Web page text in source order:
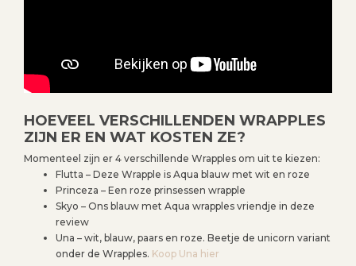
HOEVEEL VERSCHILLENDEN WRAPPLES
ZIJN ER EN WAT KOSTEN ZE?
Momenteel zijn er 4 verschillende Wrapples om uit te kiezen:
Flutta – Deze Wrapple is Aqua blauw met wit en roze
Princeza – Een roze prinsessen wrapple
Skyo – Ons blauw met Aqua wrapples vriendje in deze
review
Una – wit, blauw, paars en roze. Beetje de unicorn variant
onder de Wrapples. Koop Una hier